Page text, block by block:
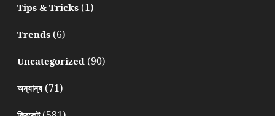
Tips & Tricks(1)
Trends(6)
Uncategorized(90)
অন্যান্য(71)